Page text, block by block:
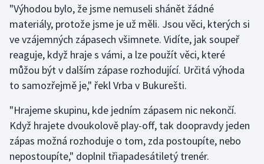
Gymnastika
Házená
Jezdectví
Krasobruslení
Lezení
"Výhodou bylo, že jsme nemuseli shánět žádné
materiály, protože jsme je už měli. Jsou věci, kterých si
ve vzájemných zápasech všimnete. Vidíte, jak soupeř
reaguje, když hraje s vámi, a lze použít věci, které
můžou být v dalším zápase rozhodující. Určitá výhoda
to samozřejmě je," řekl Vrba v Bukurešti.
"Hrajeme skupinu, kde jedním zápasem nic nekončí.
Když hrajete dvoukolově play-off, tak doopravdy jeden
zápas možná rozhoduje o tom, zda postoupíte, nebo
nepostoupíte," doplnil třiapadesátiletý trenér.